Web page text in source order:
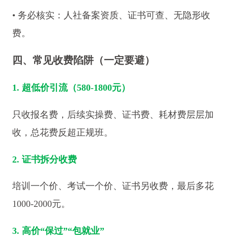
• 务必核实：人社备案资质、证书可查、无隐形收
费。
四、常见收费陷阱（一定要避）
1. 超低价引流（580-1800元）
只收报名费，后续实操费、证书费、耗材费层层加
收，总花费反超正规班。
2. 证书拆分收费
培训一个价、考试一个价、证书另收费，最后多花
1000-2000元。
3. 高价“保过”“包就业”